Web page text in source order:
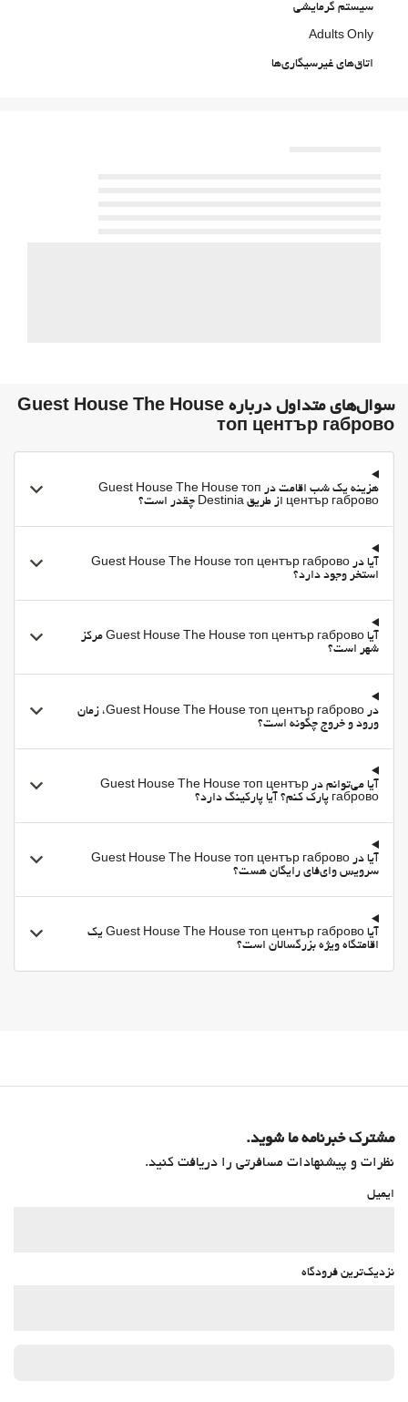
سیستم گرمایشی
Adults Only
اتاق‌های غیرسیگاری‌ها
Chapel/shrine
اینترنت
وای-فای
وای‌فای در تمامی بخش‌ها در دسترس است
اینترنت
سوال‌های متداول درباره Guest House The House
топ център габрово
هزینه یک شب اقامت در Guest House The House топ
център габрово از طریق Destinia چقدر است؟
آیا در Guest House The House топ център габрово
استخر وجود دارد؟
آیا Guest House The House топ център габрово مرکز
شهر است؟
در Guest House The House топ център габрово، زمان
ورود و خروج چگونه است؟
آیا می‌توانم در Guest House The House топ център
габрово پارک کنم؟ آیا پارکینگ دارد؟
آیا در Guest House The House топ център габрово
سرویس وای‌فای رایگان هست؟
آیا Guest House The House топ център габрово یک
اقامتگاه ویژه بزرگسالان است؟
مشترک خبرنامه ما شوید.
نظرات و پیشنهادات مسافرتی را دریافت کنید.
ایمیل
نزدیک‌ترین فرودگاه